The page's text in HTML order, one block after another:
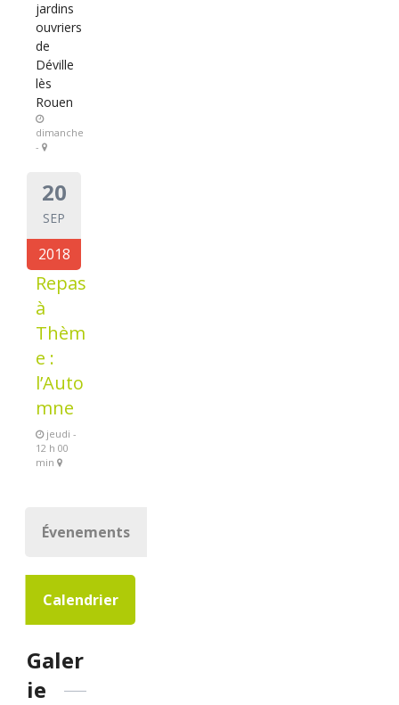
jardins
ouvriers
de
Déville
lès
Rouen
dimanche
-
20
SEP
2018
Repas
à
Thèm
e :
l’Auto
mne
jeudi -
12 h 00
min
Évenements
Calendrier
Galer
ie